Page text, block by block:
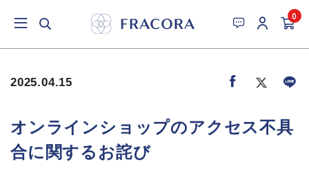
0
2025.04.15
オンラインショップのアクセス不具
合に関するお詫び